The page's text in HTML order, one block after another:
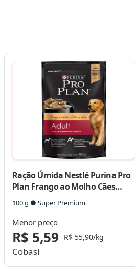
Ração Úmida Nestlé Purina Pro
Plan Frango ao Molho Cães
Adultos
100 g ● Super Premium
Menor preço
R$ 5,59 R$ 55,90/kg
Cobasi